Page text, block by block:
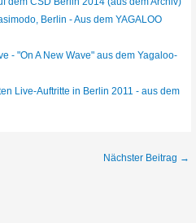
Berlin - Aus dem YAGALOO
- "On A New Wave" aus dem Yagaloo-
Live-Auftritte in Berlin 2011 - aus dem
Nächster Beitrag →